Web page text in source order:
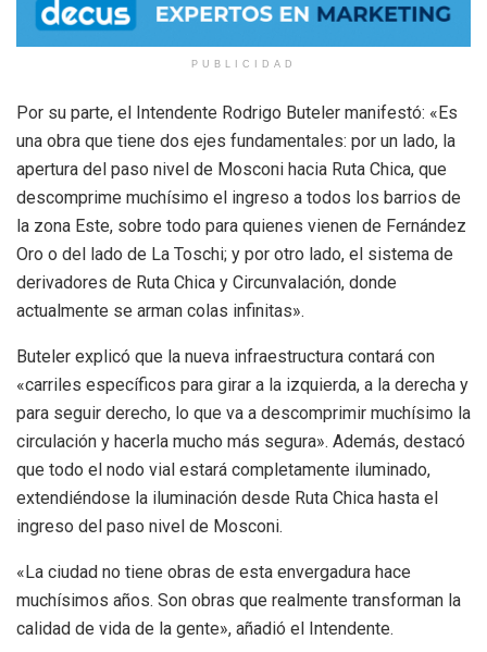
PUBLICIDAD
Por su parte, el Intendente Rodrigo Buteler manifestó: «Es
una obra que tiene dos ejes fundamentales: por un lado, la
apertura del paso nivel de Mosconi hacia Ruta Chica, que
descomprime muchísimo el ingreso a todos los barrios de
la zona Este, sobre todo para quienes vienen de Fernández
Oro o del lado de La Toschi; y por otro lado, el sistema de
derivadores de Ruta Chica y Circunvalación, donde
actualmente se arman colas infinitas».
Buteler explicó que la nueva infraestructura contará con
«carriles específicos para girar a la izquierda, a la derecha y
para seguir derecho, lo que va a descomprimir muchísimo la
circulación y hacerla mucho más segura». Además, destacó
que todo el nodo vial estará completamente iluminado,
extendiéndose la iluminación desde Ruta Chica hasta el
ingreso del paso nivel de Mosconi.
«La ciudad no tiene obras de esta envergadura hace
muchísimos años. Son obras que realmente transforman la
calidad de vida de la gente», añadió el Intendente.